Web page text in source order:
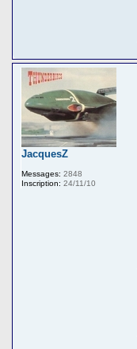
JacquesZ
Messages: 2848
Inscription: 24/11/10